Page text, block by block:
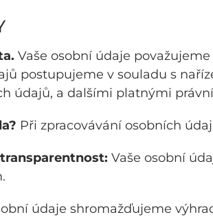
Vaše osobní údaje
postupujeme v souladu s
údajů, a dalšími platnými
Při zpracovávání osobních
Vaše osobní
údaje shromažďujeme